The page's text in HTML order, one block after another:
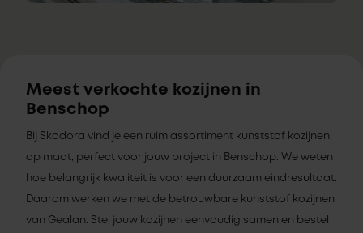
Meest verkochte kozijnen in
Benschop
Bij Skodora vind je een ruim assortiment kunststof kozijnen
op maat, perfect voor jouw project in Benschop. We weten
hoe belangrijk kwaliteit is voor een duurzaam eindresultaat.
Daarom werken we met de betrouwbare kunststof kozijnen
van Gealan. Stel jouw kozijnen eenvoudig samen en bestel